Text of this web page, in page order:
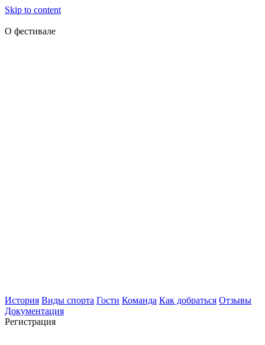
Skip to content
О фестивале
История Виды спорта Гости Команда Как добраться Отзывы
Документация
Регистрация